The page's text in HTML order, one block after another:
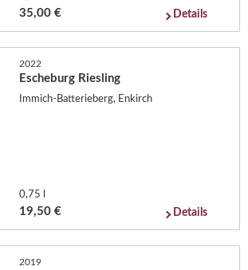
35,00 € Details
2022
Escheburg Riesling
Immich-Batterieberg, Enkirch
0,75 l
19,50 € Details
2019